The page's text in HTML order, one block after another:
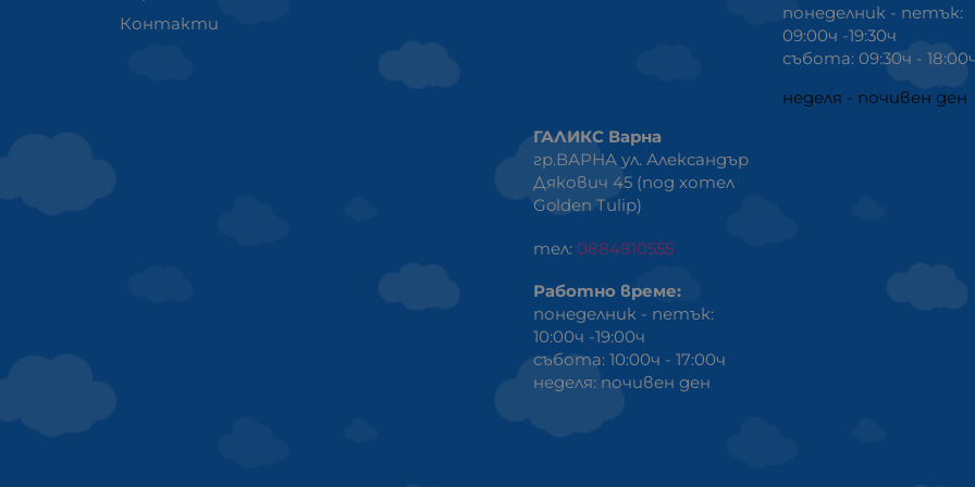
Контакти
понеделник - петък:
09:00ч -19:30ч
събота: 09:30ч -
неделя - почивен ден
ГАЛИКС Варна
гр.ВАРНА ул. Александър
Дякович 45 (под хотел
Golden Tulip)
тел: 0884810555
Работно време:
понеделник - петък:
10:00ч -19:00ч
събота: 10:00ч - 17:00ч
неделя: почивен ден